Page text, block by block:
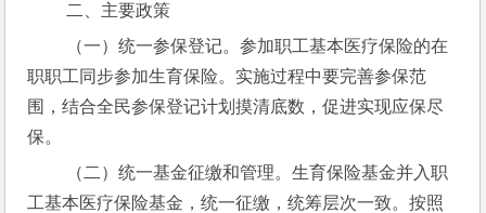
二、主要政策
职职工同步参加生育保险。实施过程中要完善参保范
围，结合全民参保登记计划摸清底数，促进实现应保尽
保。
工基本医疗保险基金，统一征缴，统筹层次一致。按照